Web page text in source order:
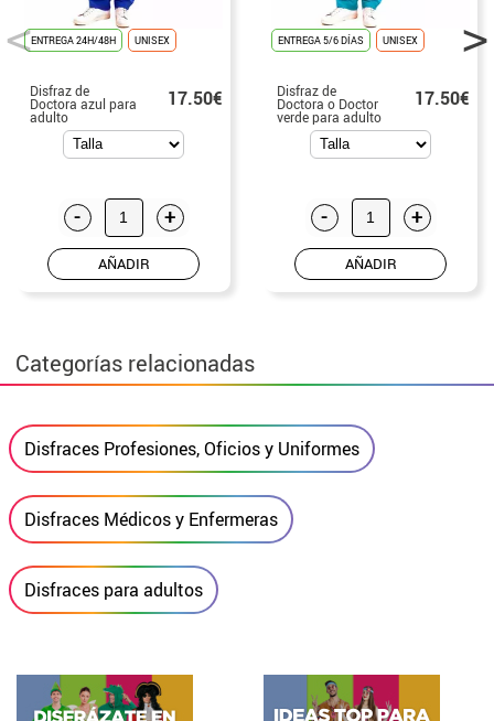
ENTREGA 24H/48H UNISEX
Disfraz de
Doctora azul para
adulto
17.50€
- +
AÑADIR
ENTREGA 5/6 DÍAS UNISEX
Disfraz de
Doctora o Doctor
verde para adulto
17.50€
- +
AÑADIR
Categorías relacionadas
Disfraces Profesiones, Oficios y Uniformes
Disfraces Médicos y Enfermeras
Disfraces para adultos